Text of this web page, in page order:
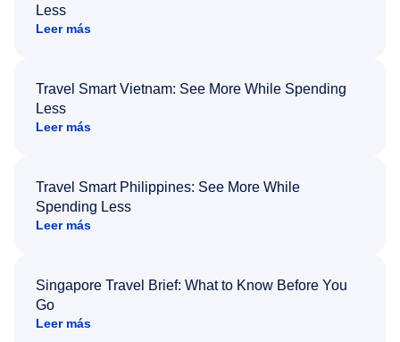
Less
Leer más
Travel Smart Vietnam: See More While Spending
Less
Leer más
Travel Smart Philippines: See More While
Spending Less
Leer más
Singapore Travel Brief: What to Know Before You
Go
Leer más